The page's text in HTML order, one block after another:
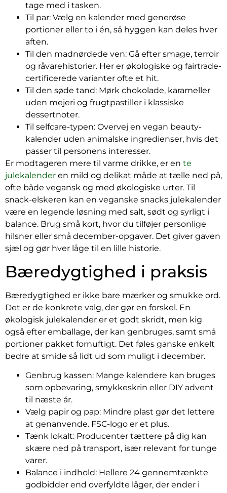
tage med i tasken.
Til par: Vælg en kalender med generøse
portioner eller to i én, så hyggen kan deles hver
aften.
Til den madnørdede ven: Gå efter smage, terroir
og råvarehistorier. Her er økologiske og fairtrade-
certificerede varianter ofte et hit.
Til den søde tand: Mørk chokolade, karameller
uden mejeri og frugtpastiller i klassiske
dessertnoter.
Til selfcare-typen: Overvej en vegan beauty-
kalender uden animalske ingredienser, hvis det
passer til personens interesser.
Er modtageren mere til varme drikke, er en te
julekalender en mild og delikat måde at tælle ned på,
ofte både vegansk og med økologiske urter. Til
snack-elskeren kan en veganske snacks julekalender
være en legende løsning med salt, sødt og syrligt i
balance. Brug små kort, hvor du tilføjer personlige
hilsner eller små december-opgaver. Det giver gaven
sjæl og gør hver låge til en lille historie.
Bæredygtighed i praksis
Bæredygtighed er ikke bare mærker og smukke ord.
Det er de konkrete valg, der gør en forskel. En
økologisk julekalender er et godt skridt, men kig
også efter emballage, der kan genbruges, samt små
portioner pakket fornuftigt. Det føles ganske enkelt
bedre at smide så lidt ud som muligt i december.
Genbrug kassen: Mange kalendere kan bruges
som opbevaring, smykkeskrin eller DIY advent
til næste år.
Vælg papir og pap: Mindre plast gør det lettere
at genanvende. FSC-logo er et plus.
Tænk lokalt: Producenter tættere på dig kan
skære ned på transport, især relevant for tunge
varer.
Balance i indhold: Hellere 24 gennemtænkte
godbidder end overfyldte låger, der ender i